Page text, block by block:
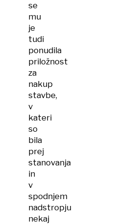
se
mu
je
tudi
ponudila
priložnost
za
nakup
stavbe,
v
kateri
so
bila
prej
stanovanja
in
v
spodnjem
nadstropju
nekaj